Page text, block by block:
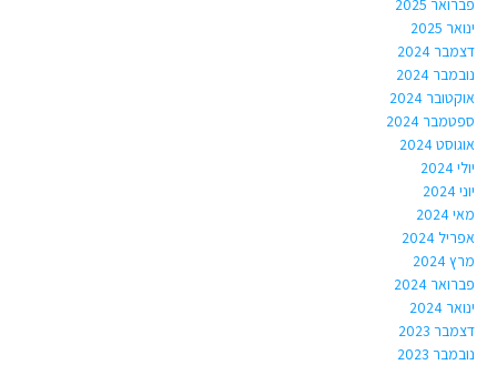
ינואר 2025
דצמבר 2024
נובמבר 2024
אוקטובר 2024
ספטמבר 2024
אוגוסט 2024
יולי 2024
יוני 2024
מאי 2024
אפריל 2024
מרץ 2024
פברואר 2024
ינואר 2024
דצמבר 2023
נובמבר 2023